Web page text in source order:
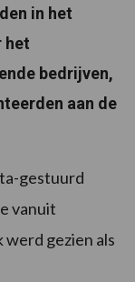
in het
het
bedrijven,
aan de
gestuurd
vanuit
gezien als